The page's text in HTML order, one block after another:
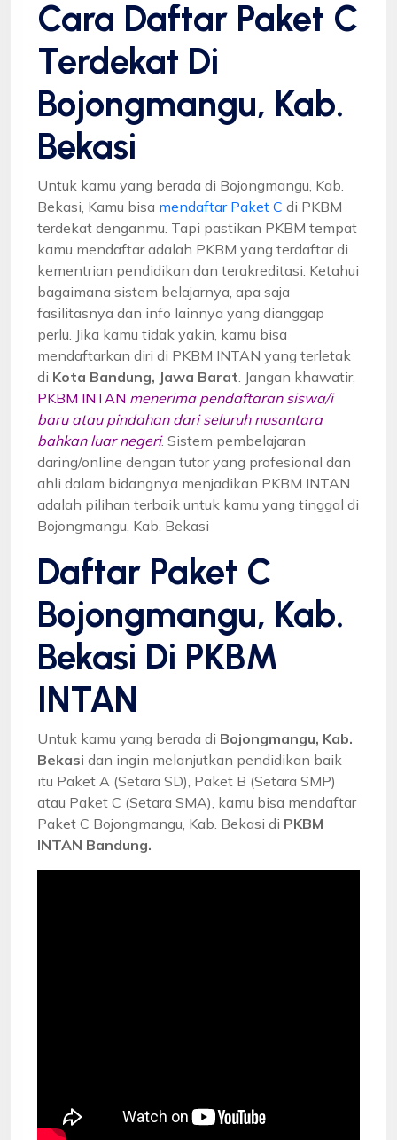
Cara Daftar Paket C
Terdekat Di
Bojongmangu, Kab.
Bekasi
Untuk kamu yang berada di Bojongmangu, Kab.
Bekasi, Kamu bisa mendaftar Paket C di PKBM
terdekat denganmu. Tapi pastikan PKBM tempat
kamu mendaftar adalah PKBM yang terdaftar di
kementrian pendidikan dan terakreditasi. Ketahui
bagaimana sistem belajarnya, apa saja
fasilitasnya dan info lainnya yang dianggap
perlu. Jika kamu tidak yakin, kamu bisa
mendaftarkan diri di PKBM INTAN yang terletak
di Kota Bandung, Jawa Barat . Jangan khawatir,
PKBM INTAN menerima pendaftaran siswa/i
baru atau pindahan dari seluruh nusantara
bahkan luar negeri. Sistem pembelajaran
daring/online dengan tutor yang profesional dan
ahli dalam bidangnya menjadikan PKBM INTAN
adalah pilihan terbaik untuk kamu yang tinggal di
Bojongmangu, Kab. Bekasi
Daftar Paket C
Bojongmangu, Kab.
Bekasi Di PKBM
INTAN
Untuk kamu yang berada di Bojongmangu, Kab.
Bekasi dan ingin melanjutkan pendidikan baik
itu Paket A (Setara SD), Paket B (Setara SMP)
atau Paket C (Setara SMA), kamu bisa mendaftar
Paket C Bojongmangu, Kab. Bekasi di PKBM
INTAN Bandung.